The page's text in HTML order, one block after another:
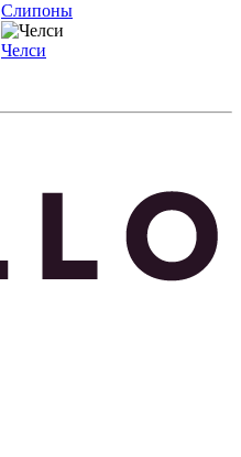
Слипоны
Челси